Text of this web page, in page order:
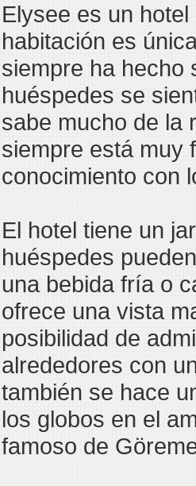
Elysee es un
habitación es
siempre ha hecho
huéspedes se
sabe mucho de la
siempre está muy
conocimiento con
El hotel tiene un
huéspedes
una bebida fría o
ofrece una vista
posibilidad de
alrededores con
también se hace
los globos en el
famoso de